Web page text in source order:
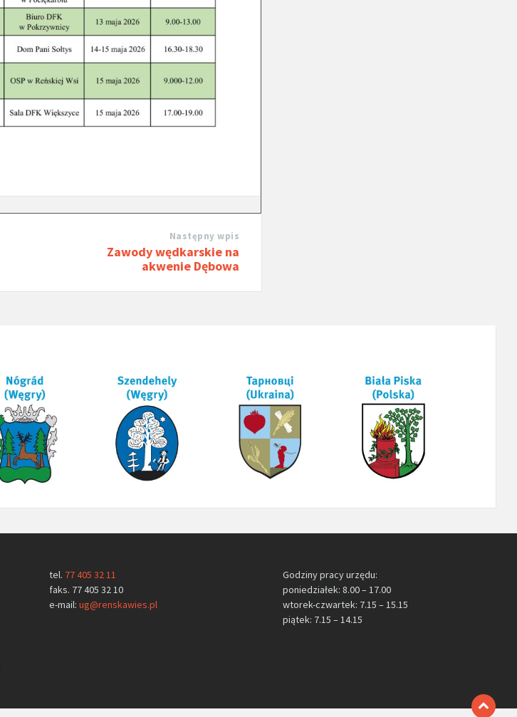
Następny wpis
Zawody wędkarskie na
akwenie Dębowa
tel. 77 405 32 11
faks. 77 405 32 10
e-mail: ug@renskawies.pl
Godziny pracy urzędu:
poniedziałek: 8.00 – 17.00
wtorek-czwartek: 7.15 – 15.15
piątek: 7.15 – 14.15